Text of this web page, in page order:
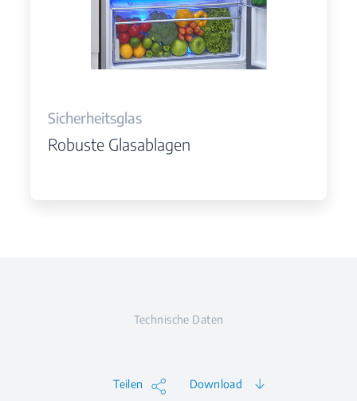
Sicherheitsglas
Robuste Glasablagen
Technische Daten
Teilen Download